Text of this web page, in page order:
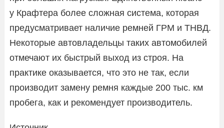
у Крафтера более сложная система, которая
предусматривает наличие ремней ГРМ и ТНВД.
Некоторые автовладельцы таких автомобилей
отмечают их быстрый выход из строя. На
практике оказывается, что это не так, если
производит замену ремня каждые 200 тыс. км
пробега, как и рекомендует производитель.